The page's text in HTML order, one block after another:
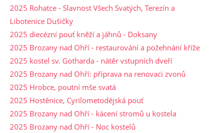
2025 Rohatce - Slavnost Všech Svatých, Terezín a
Libotenice Dušičky
2025 diecézní pouť kněží a jáhnů - Doksany
2025 Brozany nad Ohří - restaurování a požehnání kříže
2025 kostel sv. Gotharda - nátěr vstupních dveří
2025 Brozany nad Ohří: příprava na renovaci zvonů
2025 Hrobce, poutní mše svatá
2025 Hostěnice, Cyrilometodějská pouť
2025 Brozany nad Ohří - kácení stromů u kostela
2025 Brozany nad Ohří - Noc kostelů